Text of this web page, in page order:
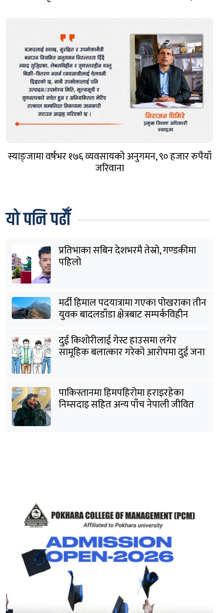
स्याङ्जामा वर्षभर १७६ व्यवसायको अनुगमन, ९० हजार रुपैयाँ
जरिवाना
यो पनि पढौँ
प्रतिभाका सबिन देशभरमै तेस्रो, गण्डकीमा
पहिलो
मर्दी हिमाल पदयात्रामा गएका पोखराका तीन
युवक बादलडाँडा क्षेत्रबाट सम्पर्कविहीन
दुई किशोरीलाई गेस्ट हाउसमा लगेर
सामूहिक बलात्कार गरेको आरोपमा दुई जना
पक्राउ
पाकिस्तानमा हिमपहिरोमा हराइरहेका
निम्सदाइ सहित अन्य पाँच नेपाली जीवित
भेटिने आशा कमजोर, युक्तको शव निकालियो